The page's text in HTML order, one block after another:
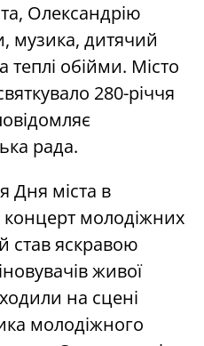
Олександрію
музика, дитячий
теплі обійми. Місто
280-річчя
рада.
Дня міста в
концерт молодіжних
став яскравою
живої
на сцені
молодіжного